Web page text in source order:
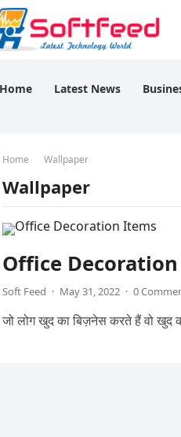
Home Latest News
Home Wallpaper
Wallpaper
Office Decoration
Soft Feed · May 31, 2022 · 0
जो लोग खुद का बिज़नेस करते हैं वो खुद